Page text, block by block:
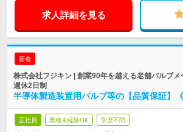
求人詳細を見る
新着
株式会社フジキン | 創業90年を越える老舗バルブ
週休2日制
半導体製造装置用バルブ等の【品質保証】
正社員 業種未経験OK 学歴不問